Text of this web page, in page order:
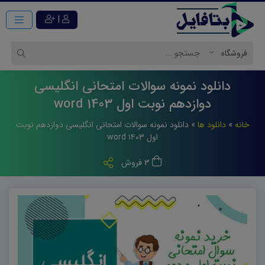
|
دانلود نمونه سوالات امتحانی انگلیسی
دوازدهم نوبت اول 1403 word
خانه »دانلود ها »دانلود نمونه سوالات امتحانی انگلیسی دوازدهم نوبت
اول ۱۴۰۳ word